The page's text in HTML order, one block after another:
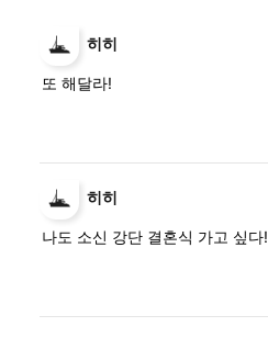
히히
또 해달라!
히히
나도 소신 강단 결혼식 가고 싶다!